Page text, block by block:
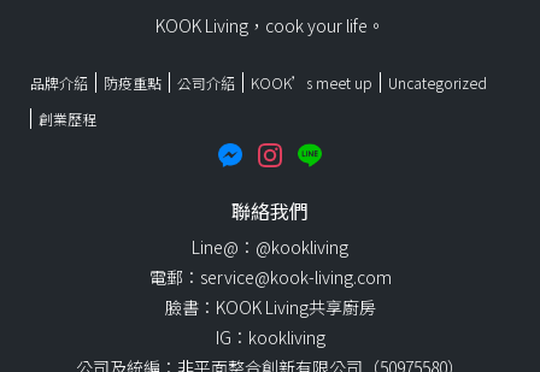
KOOK Living，cook your life。
品牌介紹 防疫重點 公司介紹 KOOK’s meet up
Uncategorized
創業歷程
聯絡我們
Line@：@kookliving
電郵：service@kook-living.com
臉書：KOOK Living共享廚房
IG：kookliving